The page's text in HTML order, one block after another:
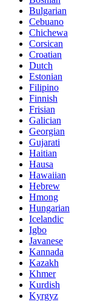
Bulgarian
Cebuano
Chichewa
Corsican
Croatian
Dutch
Estonian
Filipino
Finnish
Frisian
Galician
Georgian
Gujarati
Haitian
Hausa
Hawaiian
Hebrew
Hmong
Hungarian
Icelandic
Igbo
Javanese
Kannada
Kazakh
Khmer
Kurdish
Kyrgyz